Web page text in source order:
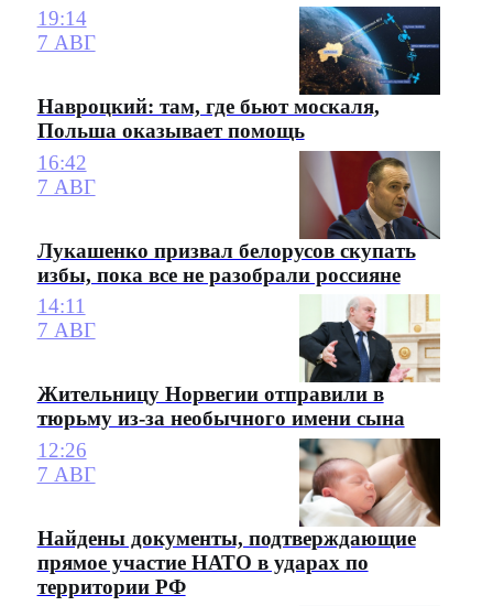
19:14
7 АВГ
Навроцкий: там, где бьют москаля,
Польша оказывает помощь
16:42
7 АВГ
Лукашенко призвал белорусов скупать
избы, пока все не разобрали россияне
14:11
7 АВГ
Жительницу Норвегии отправили в
тюрьму из-за необычного имени сына
12:26
7 АВГ
Найдены документы, подтверждающие
прямое участие НАТО в ударах по
территории РФ